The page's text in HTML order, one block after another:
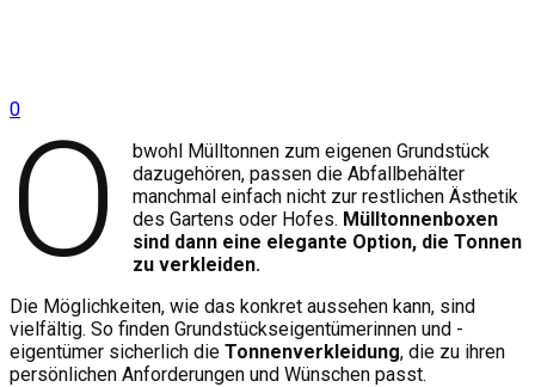
0O
bwohl Mülltonnen zum eigenen Grundstück
dazugehören, passen die Abfallbehälter
manchmal einfach nicht zur restlichen Ästhetik
des Gartens oder Hofes. Mülltonnenboxen
sind dann eine elegante Option, die Tonnen
zu verkleiden.
Die Möglichkeiten, wie das konkret aussehen kann, sind
vielfältig. So finden Grundstückseigentümerinnen und -
eigentümer sicherlich die Tonnenverkleidung, die zu ihren
persönlichen Anforderungen und Wünschen passt.